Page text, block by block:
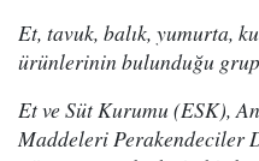
Et, tavuk, balık, yumurta,
ürünlerinin bulunduğu
Et ve Süt Kurumu (ESK),
Maddeleri Perakendeciler